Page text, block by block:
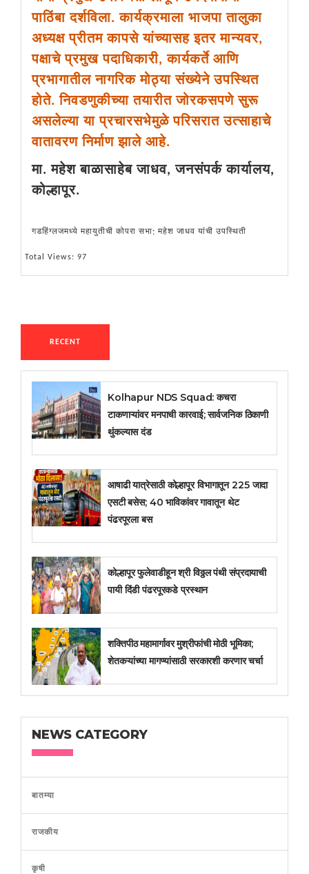
पाठिंबा दर्शविला. कार्यक्रमाला भाजपा तालुका
अध्यक्ष प्रीतम कापसे यांच्यासह इतर मान्यवर,
पक्षाचे प्रमुख पदाधिकारी, कार्यकर्ते आणि
प्रभागातील नागरिक मोठ्या संख्येने उपस्थित
होते. निवडणुकीच्या तयारीत जोरकसपणे सुरू
असलेल्या या प्रचारसभेमुळे परिसरात उत्साहाचे
वातावरण निर्माण झाले आहे.
मा. महेश बाळासाहेब जाधव, जनसंपर्क कार्यालय,
कोल्हापूर.
गडहिंग्लजमध्ये महायुतीची कोपरा सभा; महेश जाधव यांची उपस्थिती
Total Views: 97
RECENT
Kolhapur NDS Squad: कचरा
टाकणाऱ्यांवर मनपाची कारवाई; सार्वजनिक ठिकाणी
थुंकल्यास दंड
आषाढी यात्रेसाठी कोल्हापूर विभागातून 225 जादा
एसटी बसेस; 40 भाविकांवर गावातून थेट
पंढरपूरला बस
कोल्हापूर फुलेवाडीहून श्री विठ्ठल पंथी संप्रदायाची
पायी दिंडी पंढरपूरकडे प्रस्थान
शक्तिपीठ महामार्गावर मुश्रीफांची मोठी भूमिका;
शेतकऱ्यांच्या मागण्यांसाठी सरकारशी करणार चर्चा
NEWS CATEGORY
बातम्या
राजकीय
कृषी